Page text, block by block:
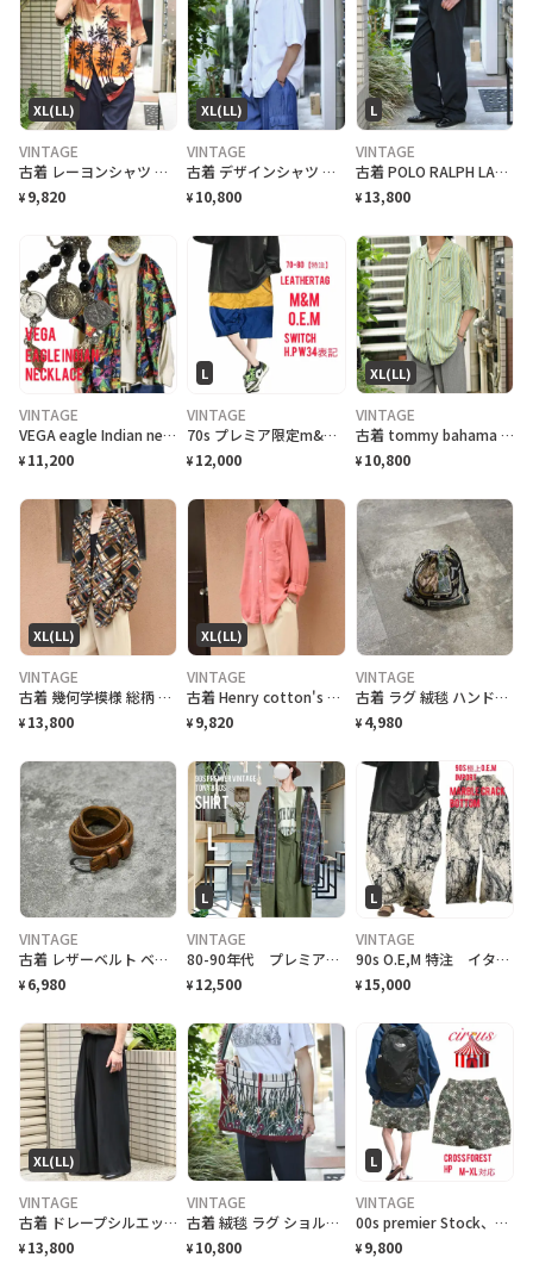
XL(LL)
VINTAGE
古着 レーヨンシャツ アロハシャツ 夕日 半袖シャツ オープンカラーシャツ
¥ 9,820
XL(LL)
VINTAGE
古着 デザインシャツ ニットシャツ 半袖シャツ ホワイト 白 シャツ
¥ 10,800
L
VINTAGE
古着 POLO RALPH LAUREN 黒 チノパン チノ ストレート
¥ 13,800
VINTAGE
VEGA eagle Indian necklace vintageコイン
¥ 11,200
L
VINTAGE
70s プレミア限定m&m特注 レザータグ、大人 スイッチ ハーフパンツ w34
¥ 12,000
XL(LL)
VINTAGE
古着 tommy bahama マルチストライプ 半袖シャツ シルクシャツ 黄緑
¥ 10,800
XL(LL)
VINTAGE
古着 幾何学模様 総柄 柄 イージーテーラードジャケット 羽織り USA製
¥ 13,800
XL(LL)
VINTAGE
古着 Henry cotton's リネンシャツ ボタンダウンシャツ BDシャツ
¥ 9,820
VINTAGE
古着 ラグ 絨毯 ハンドメイド 巾着 ゴルフ柄 リメイク
¥ 4,980
VINTAGE
古着 レザーベルト ベルト 幅狭 ブラウン 茶色 本革 アクセサリー 小物
¥ 6,980
L
VINTAGE
80-90年代 プレミア ヴィンテージ 65/35 TROYBROS シャツ
¥ 12,500
L
VINTAGE
90s O.E,M 特注 イタリア marble crack art ユルボトム個性派
¥ 15,000
XL(LL)
VINTAGE
古着 ドレープシルエット イージーパンツ ワイドパンツ ブラック 黒
¥ 13,800
VINTAGE
古着 絨毯 ラグ ショルダーバッグ ハンドメイド リメイク バッグ 花
¥ 10,800
L
VINTAGE
00s premier Stock、circus cross ForestHP
¥ 9,800